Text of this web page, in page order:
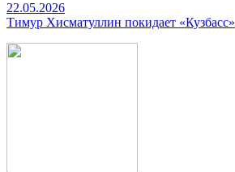
22.05.2026
Тимур Хисматуллин покидает «Кузбасс»